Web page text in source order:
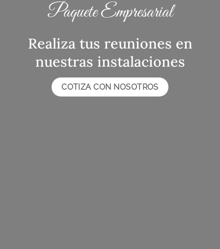
Paquete Empresarial
Realiza tus reuniones en
nuestras instalaciones
COTIZA CON NOSOTROS